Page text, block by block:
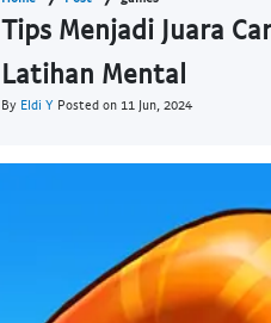
Tips Menjadi Juara
Latihan Mental
By Eldi Y Posted on 11 Jun, 2024